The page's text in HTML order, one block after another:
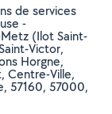
de services
-
(Ilot Saint-
Victor,
Horgne,
Centre-Ville,
57160, 57000,